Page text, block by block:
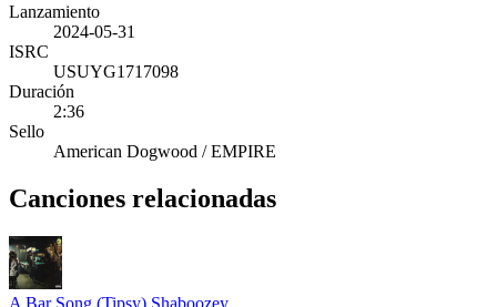
Lanzamiento
2024-05-31
ISRC
USUYG1717098
Duración
2:36
Sello
American Dogwood / EMPIRE
Canciones relacionadas
A Bar Song (Tipsy) Shaboozey